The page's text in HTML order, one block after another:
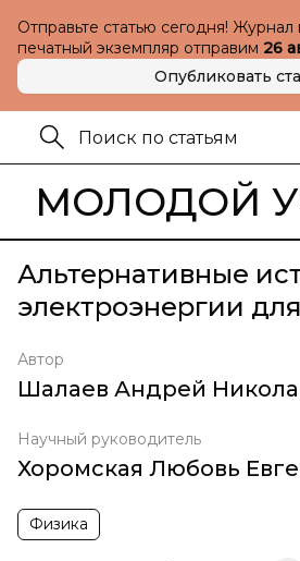
Отправьте статью сегодня! Журнал
печатный экземпляр отправим 26
Опубликовать
МОЛОДОЙ
Альтернативные
электроэнергии
Автор
Шалаев Андрей
Научный руководитель
Хоромская Любовь
Физика